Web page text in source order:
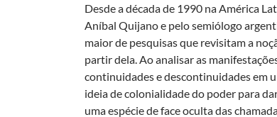
Desde a década de 1990 na América
Aníbal Quijano e pelo semiólogo
maior de pesquisas que revisitam a
partir dela. Ao analisar as
continuidades e descontinuidades em
ideia de colonialidade do poder para
uma espécie de face oculta das